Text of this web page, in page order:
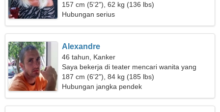
157 cm (5'2"), 62 kg (136 lbs)
Hubungan serius
Alexandre
46 tahun, Kanker
Saya bekerja di teater mencari wanita yang
menggoda
187 cm (6'2"), 84 kg (185 lbs)
Hubungan jangka pendek